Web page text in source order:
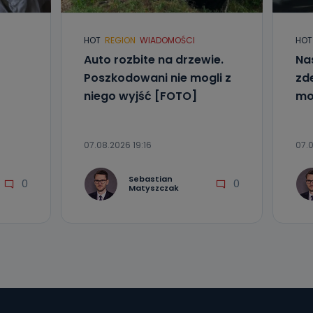
od
żądania
0
HOT REGION WIADOMOŚCI
Auto rozbite na drzewie.
Poszkodowani nie mogli z
niego wyjść [FOTO]
07.08.2026 19:16
Sebastian
Matyszczak
0
HOT